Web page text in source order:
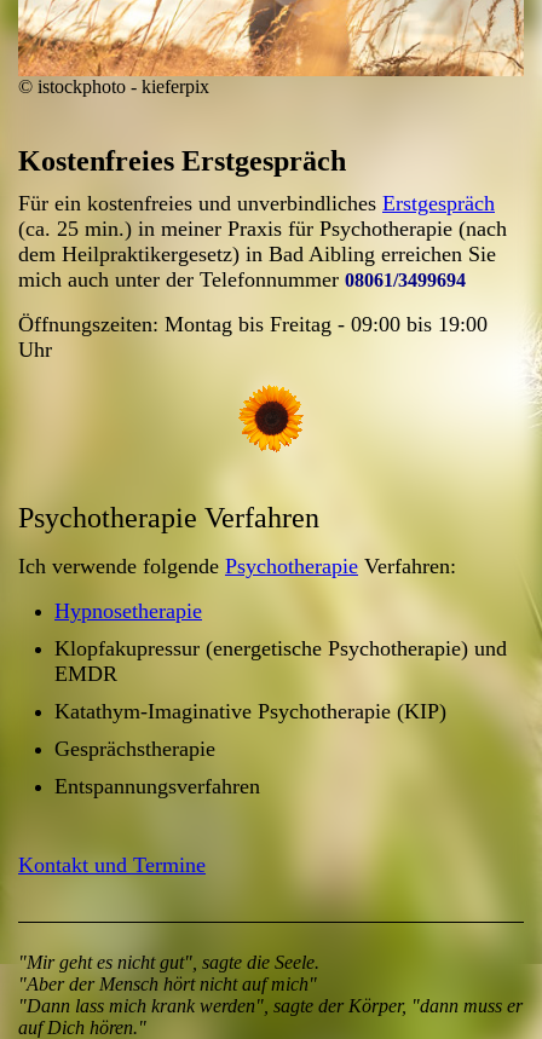
© istockphoto - kieferpix
Kostenfreies Erstgespräch
Für ein kostenfreies und unverbindliches Erstgespräch
(ca. 25 min.) in meiner Praxis für Psychotherapie (nach
dem Heilpraktikergesetz) in Bad Aibling erreichen Sie
mich auch unter der Telefonnummer 08061/3499694
Öffnungszeiten: Montag bis Freitag - 09:00 bis 19:00
Uhr
Psychotherapie Verfahren
Ich verwende folgende Psychotherapie Verfahren:
Hypnosetherapie
Klopfakupressur (energetische Psychotherapie) und
EMDR
Katathym-Imaginative Psychotherapie (KIP)
Gesprächstherapie
Entspannungsverfahren
Kontakt und Termine
"Mir geht es nicht gut", sagte die Seele.
"Aber der Mensch hört nicht auf mich"
"Dann lass mich krank werden", sagte der Körper, "dann muss er
auf Dich hören."